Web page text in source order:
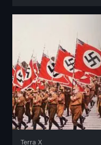
Terra X